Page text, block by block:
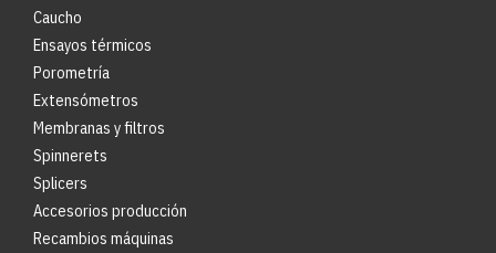
Caucho
Ensayos térmicos
Porometría
Extensómetros
Membranas y filtros
Spinnerets
Splicers
Accesorios producción
Recambios máquinas